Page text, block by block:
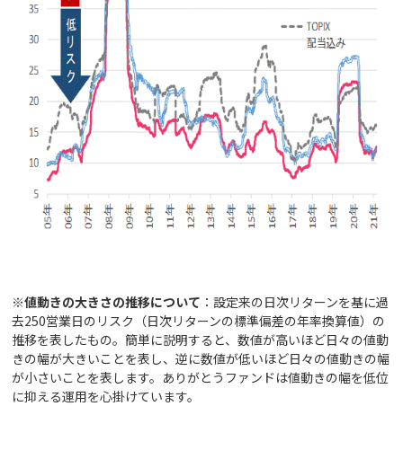
※値動きの大きさの推移について ：設定来の日次リターンを基に過
去250営業日のリスク（日次リターンの標準偏差の年率換算値）の
推移を表したもの。簡単に説明すると、数値が高いほど日々の値動
きの幅が大きいことを表し、逆に数値が低いほど日々の値動きの幅
が小さいことを表します。ありがとうファンドは値動きの幅を低位
に抑える運用を心掛けています。